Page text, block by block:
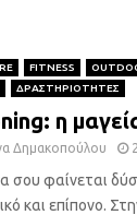
FITNESS
ΔΡΑΣΤΗΡΙΟΤΗΤΕΣ
η
Δημακοπούλου
σου φαίνεται
και επίπονο.